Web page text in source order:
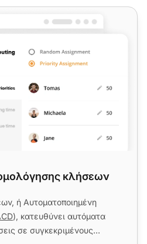
κλήσεων
κλήσεων
ή Αυτοματοποιημένη
), κατευθύνει αυτόματα
σε συγκεκριμένους